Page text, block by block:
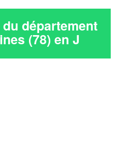
département
(78) enJ